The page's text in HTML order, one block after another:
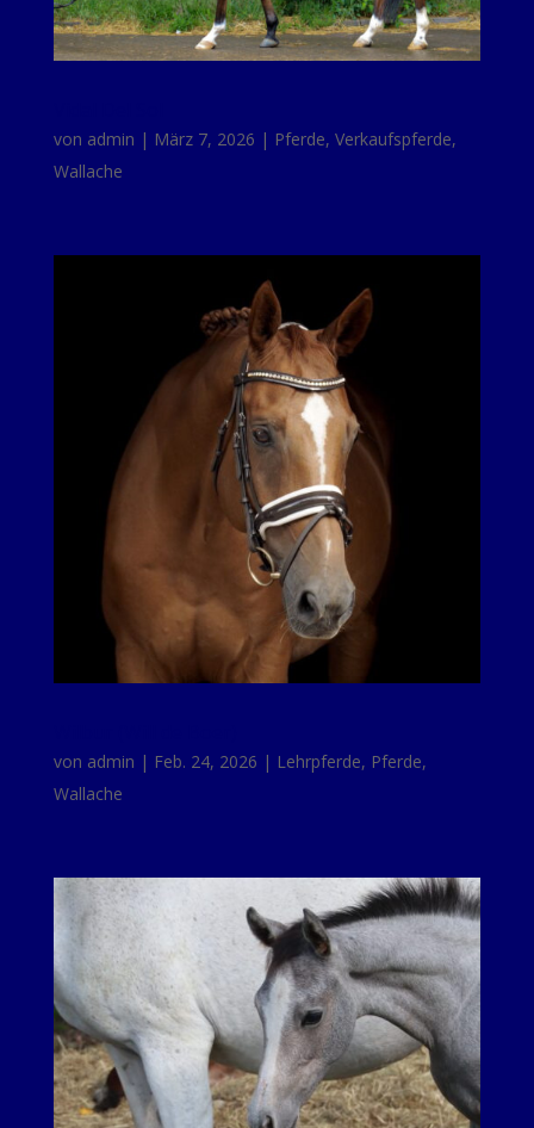
von admin | März 7, 2026 | Pferde, Verkaufspferde,
Wallache
von admin | Feb. 24, 2026 | Lehrpferde, Pferde,
Wallache